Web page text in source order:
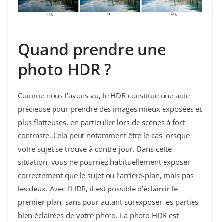
Quand prendre une
photo HDR ?
Comme nous l’avons vu, le HDR constitue une aide
précieuse pour prendre des images mieux exposées et
plus flatteuses, en particulier lors de scènes à fort
contraste. Cela peut notamment être le cas lorsque
votre sujet se trouve à contre-jour. Dans cette
situation, vous ne pourriez habituellement exposer
correctement que le sujet ou l’arrière-plan, mais pas
les deux. Avec l’HDR, il est possible d’éclaircir le
premier plan, sans pour autant surexposer les parties
bien éclairées de votre photo. La photo HDR est